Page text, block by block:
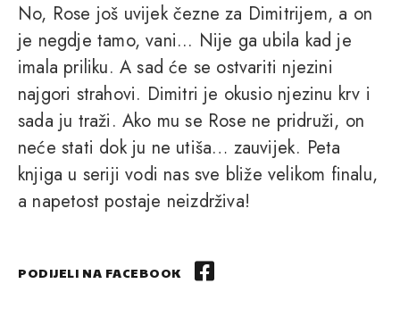
No, Rose još uvijek čezne za Dimitrijem, a on
je negdje tamo, vani... Nije ga ubila kad je
imala priliku. A sad će se ostvariti njezini
najgori strahovi. Dimitri je okusio njezinu krv i
sada ju traži. Ako mu se Rose ne pridruži, on
neće stati dok ju ne utiša… zauvijek. Peta
knjiga u seriji vodi nas sve bliže velikom finalu,
a napetost postaje neizdrživa!
PODIJELI NA FACEBOOK